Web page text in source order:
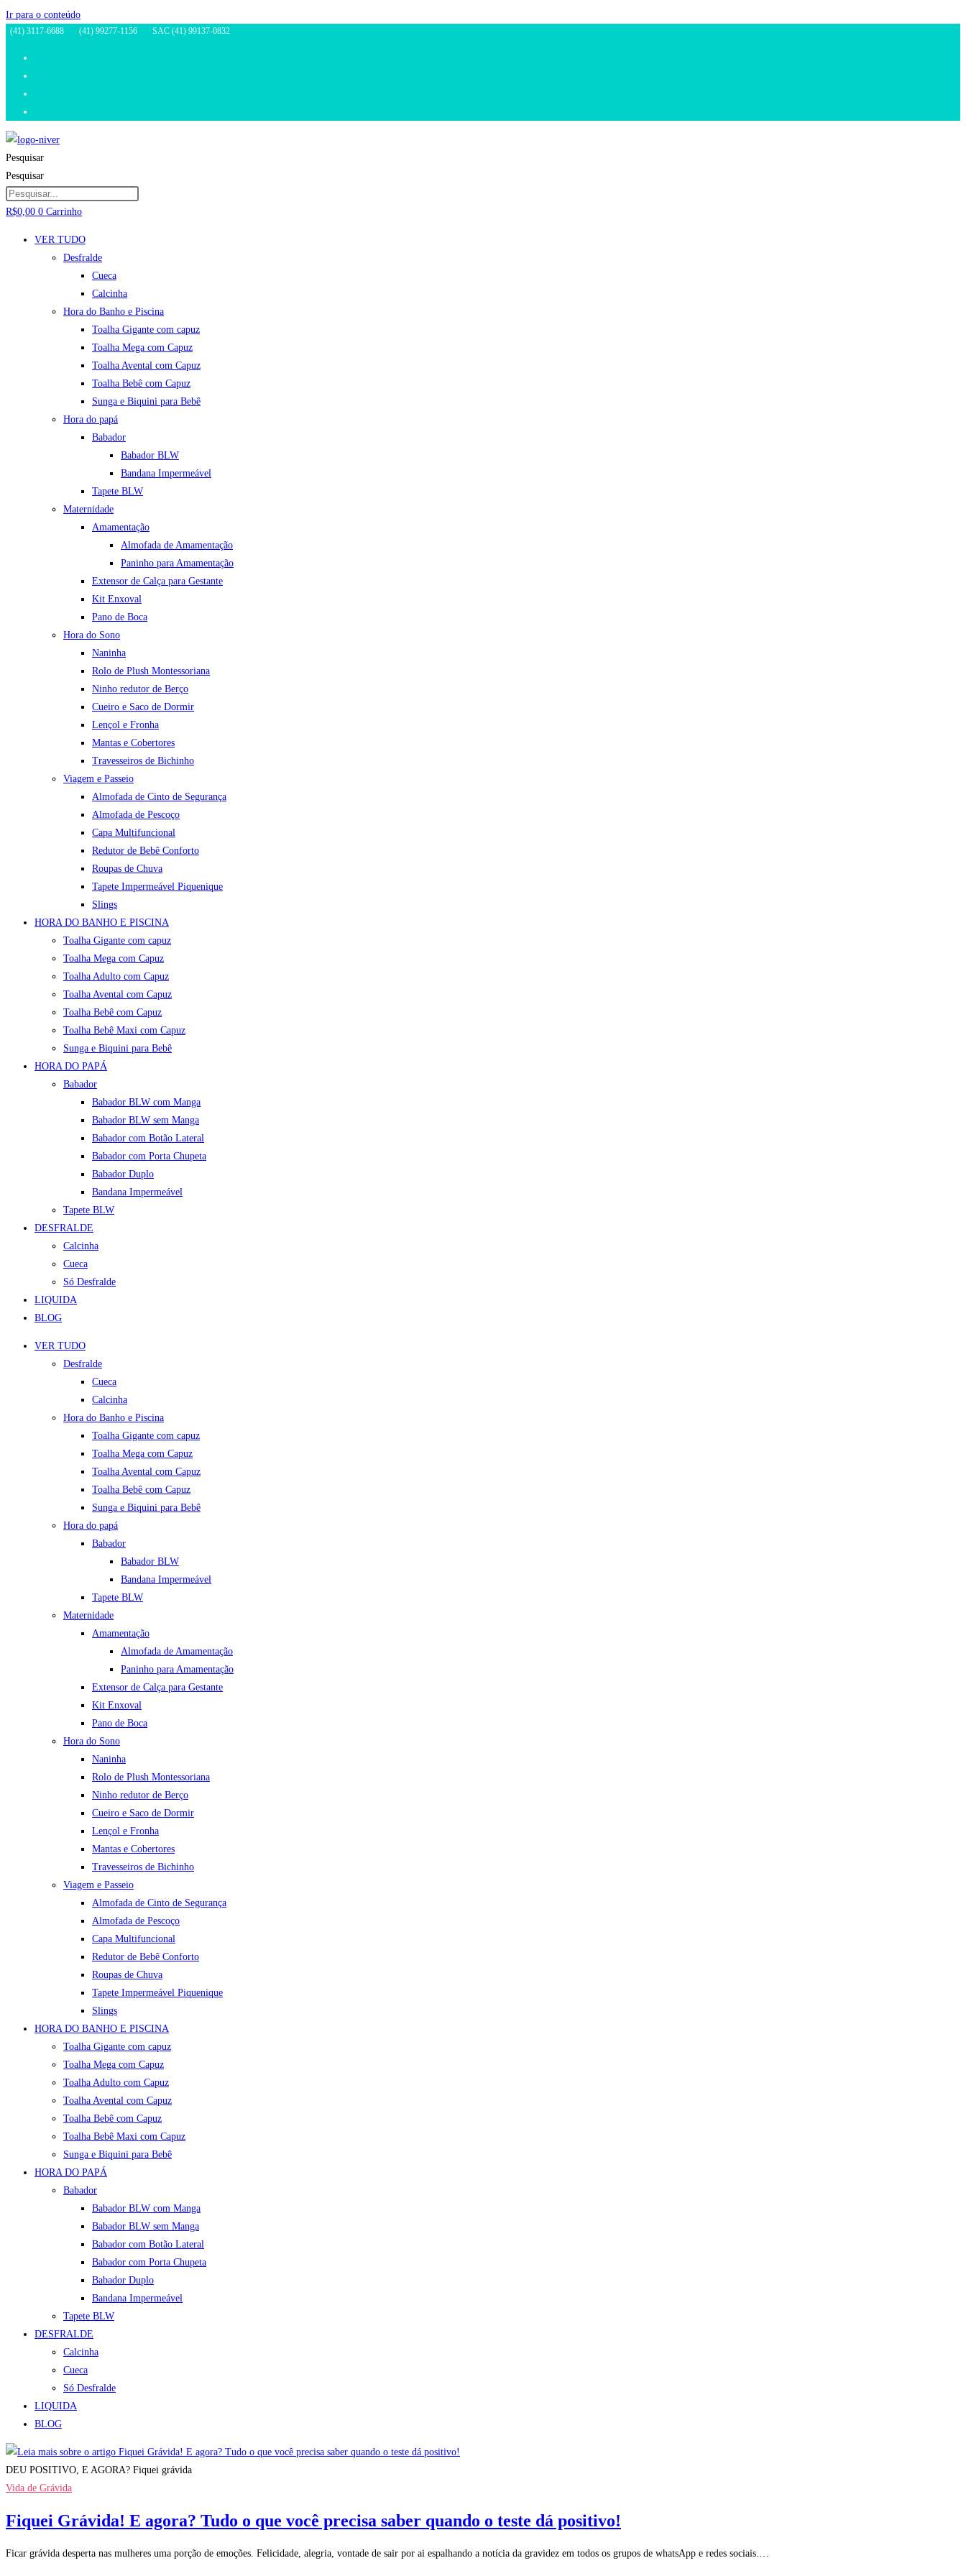
Ir para o conteúdo
(41) 3117-6688 (41) 99277-1156 SAC (41) 99137-0832
Pesquisar
Pesquisar
R$0,00 0 Carrinho
VER TUDO
Desfralde
Cueca
Calcinha
Hora do Banho e Piscina
Toalha Gigante com capuz
Toalha Mega com Capuz
Toalha Avental com Capuz
Toalha Bebê com Capuz
Sunga e Biquini para Bebê
Hora do papá
Babador
Babador BLW
Bandana Impermeável
Tapete BLW
Maternidade
Amamentação
Almofada de Amamentação
Paninho para Amamentação
Extensor de Calça para Gestante
Kit Enxoval
Pano de Boca
Hora do Sono
Naninha
Rolo de Plush Montessoriana
Ninho redutor de Berço
Cueiro e Saco de Dormir
Lençol e Fronha
Mantas e Cobertores
Travesseiros de Bichinho
Viagem e Passeio
Almofada de Cinto de Segurança
Almofada de Pescoço
Capa Multifuncional
Redutor de Bebê Conforto
Roupas de Chuva
Tapete Impermeável Piquenique
Slings
HORA DO BANHO E PISCINA
Toalha Gigante com capuz
Toalha Mega com Capuz
Toalha Adulto com Capuz
Toalha Avental com Capuz
Toalha Bebê com Capuz
Toalha Bebê Maxi com Capuz
Sunga e Biquini para Bebê
HORA DO PAPÁ
Babador
Babador BLW com Manga
Babador BLW sem Manga
Babador com Botão Lateral
Babador com Porta Chupeta
Babador Duplo
Bandana Impermeável
Tapete BLW
DESFRALDE
Calcinha
Cueca
Só Desfralde
LIQUIDA
BLOG
VER TUDO
Desfralde
Cueca
Calcinha
Hora do Banho e Piscina
Toalha Gigante com capuz
Toalha Mega com Capuz
Toalha Avental com Capuz
Toalha Bebê com Capuz
Sunga e Biquini para Bebê
Hora do papá
Babador
Babador BLW
Bandana Impermeável
Tapete BLW
Maternidade
Amamentação
Almofada de Amamentação
Paninho para Amamentação
Extensor de Calça para Gestante
Kit Enxoval
Pano de Boca
Hora do Sono
Naninha
Rolo de Plush Montessoriana
Ninho redutor de Berço
Cueiro e Saco de Dormir
Lençol e Fronha
Mantas e Cobertores
Travesseiros de Bichinho
Viagem e Passeio
Almofada de Cinto de Segurança
Almofada de Pescoço
Capa Multifuncional
Redutor de Bebê Conforto
Roupas de Chuva
Tapete Impermeável Piquenique
Slings
HORA DO BANHO E PISCINA
Toalha Gigante com capuz
Toalha Mega com Capuz
Toalha Adulto com Capuz
Toalha Avental com Capuz
Toalha Bebê com Capuz
Toalha Bebê Maxi com Capuz
Sunga e Biquini para Bebê
HORA DO PAPÁ
Babador
Babador BLW com Manga
Babador BLW sem Manga
Babador com Botão Lateral
Babador com Porta Chupeta
Babador Duplo
Bandana Impermeável
Tapete BLW
DESFRALDE
Calcinha
Cueca
Só Desfralde
LIQUIDA
BLOG
DEU POSITIVO, E AGORA? Fiquei grávida
Vida de Grávida
Fiquei Grávida! E agora? Tudo o que você precisa saber quando o teste dá positivo!
Ficar grávida desperta nas mulheres uma porção de emoções. Felicidade, alegria, vontade de sair por ai espalhando a notícia da gravidez em todos os grupos de whatsApp e redes sociais.…